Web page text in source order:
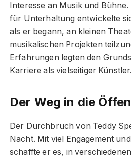
Interesse an Musik und Bühne.
für Unterhaltung entwickelte
als er begann, an kleinen
musikalischen Projekten
Erfahrungen legten den
Karriere als vielseitiger Künstler.
Der Weg in die
Der Durchbruch von Teddy
Nacht. Mit viel Engagement
schaffte er es, in